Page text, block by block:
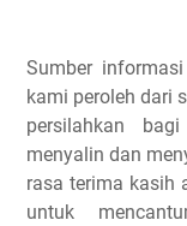
Sumber
kami peroleh dari
persilahkan
menyalin dan
rasa terima kasih
untuk